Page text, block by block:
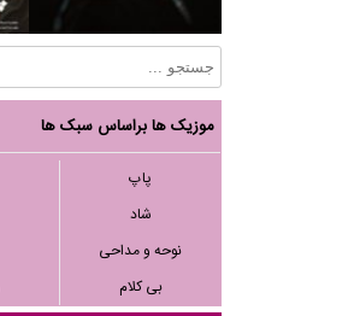
موزیک ها براساس سبک ها
پاپ
شاد
نوحه و مداحی
بی کلام